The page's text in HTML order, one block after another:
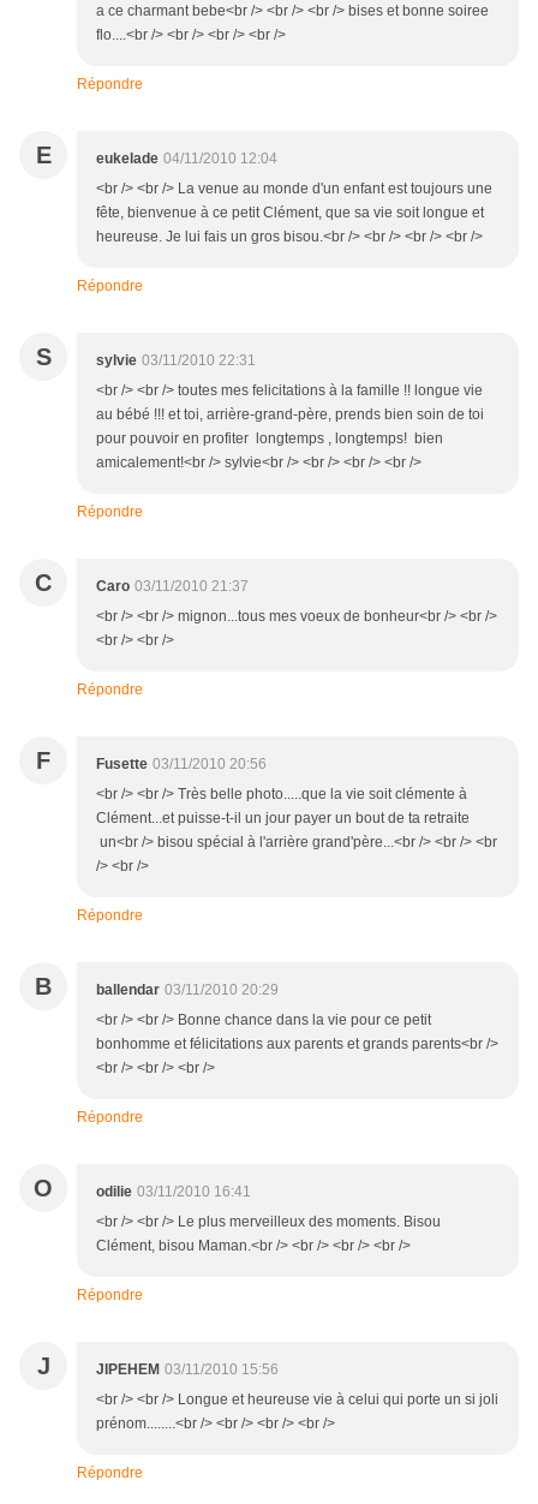
a ce charmant bebe<br /> <br /> <br /> bises et bonne soiree
flo....<br /> <br /> <br /> <br />
Répondre
E eukelade 04/11/2010 12:04
<br /> <br /> La venue au monde d'un enfant est toujours une
fête, bienvenue à ce petit Clément, que sa vie soit longue et
heureuse. Je lui fais un gros bisou.<br /> <br /> <br /> <br />
Répondre
S sylvie 03/11/2010 22:31
<br /> <br /> toutes mes felicitations à la famille !! longue vie
au bébé !!! et toi, arrière-grand-père, prends bien soin de toi
pour pouvoir en profiter longtemps , longtemps! bien
amicalement!<br /> sylvie<br /> <br /> <br /> <br />
Répondre
C Caro 03/11/2010 21:37
<br /> <br /> mignon...tous mes voeux de bonheur<br /> <br />
<br /> <br />
Répondre
F Fusette 03/11/2010 20:56
<br /> <br /> Très belle photo.....que la vie soit clémente à
Clément...et puisse-t-il un jour payer un bout de ta retraite
un<br /> bisou spécial à l'arrière grand'père...<br /> <br /> <br
/> <br />
Répondre
B ballendar 03/11/2010 20:29
<br /> <br /> Bonne chance dans la vie pour ce petit
bonhomme et félicitations aux parents et grands parents<br />
<br /> <br /> <br />
Répondre
O odilie 03/11/2010 16:41
<br /> <br /> Le plus merveilleux des moments. Bisou
Clément, bisou Maman.<br /> <br /> <br /> <br />
Répondre
J JIPEHEM 03/11/2010 15:56
<br /> <br /> Longue et heureuse vie à celui qui porte un si joli
prénom........<br /> <br /> <br /> <br />
Répondre